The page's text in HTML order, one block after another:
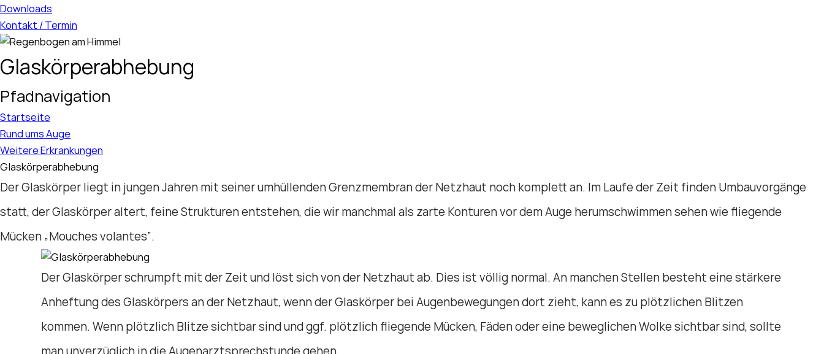
Downloads
Kontakt / Termin
Glaskörperabhebung
Pfadnavigation
Startseite
Rund ums Auge
Weitere Erkrankungen
Glaskörperabhebung
Der Glaskörper liegt in jungen Jahren mit seiner umhüllenden Grenzmembran der Netzhaut noch komplett an. Im Laufe der Zeit finden Umbauvorgänge
statt, der Glaskörper altert, feine Strukturen entstehen, die wir manchmal als zarte Konturen vor dem Auge herumschwimmen sehen wie fliegende
Mücken „Mouches volantes“.
Der Glaskörper schrumpft mit der Zeit und löst sich von der Netzhaut ab. Dies ist völlig normal. An manchen Stellen besteht eine stärkere
Anheftung des Glaskörpers an der Netzhaut, wenn der Glaskörper bei Augenbewegungen dort zieht, kann es zu plötzlichen Blitzen
kommen. Wenn plötzlich Blitze sichtbar sind und ggf. plötzlich fliegende Mücken, Fäden oder eine beweglichen Wolke sichtbar sind, sollte